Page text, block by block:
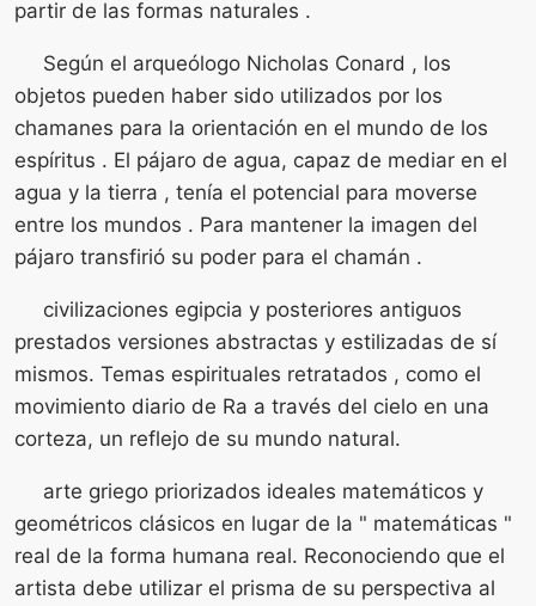
partir de las formas naturales .
Según el arqueólogo Nicholas Conard , los
objetos pueden haber sido utilizados por los
chamanes para la orientación en el mundo de los
espíritus . El pájaro de agua, capaz de mediar en el
agua y la tierra , tenía el potencial para moverse
entre los mundos . Para mantener la imagen del
pájaro transfirió su poder para el chamán .
civilizaciones egipcia y posteriores antiguos
prestados versiones abstractas y estilizadas de sí
mismos. Temas espirituales retratados , como el
movimiento diario de Ra a través del cielo en una
corteza, un reflejo de su mundo natural.
arte griego priorizados ideales matemáticos y
geométricos clásicos en lugar de la " matemáticas "
real de la forma humana real. Reconociendo que el
artista debe utilizar el prisma de su perspectiva al